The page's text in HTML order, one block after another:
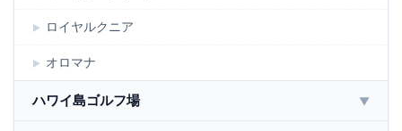
ロイヤルクニア
オロマナ
ハワイ島ゴルフ場 ▼